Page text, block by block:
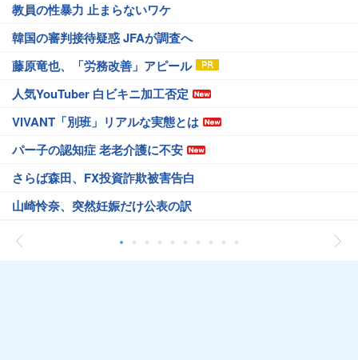
教員の性暴力 止まらないワケ
韓国の審判接待疑惑 JFAが調査へ
藤原竜也、「労務改善」アピール
人気YouTuber 白ビキニ加工否定
VIVANT「別班」リアルな実態とは
パー子の認知症 老老介護に不安
さらば森田、FX投資詐欺被害告白
山崎怜奈、突然妊娠だけ公表の訳